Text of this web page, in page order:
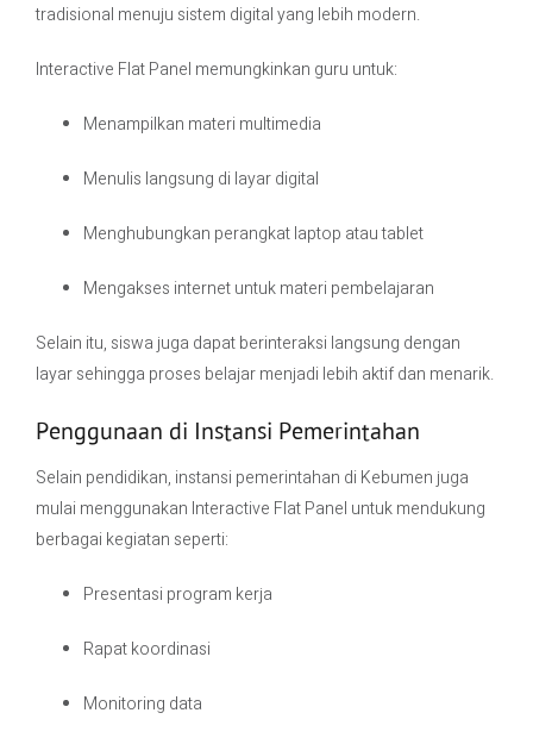
tradisional menuju sistem digital yang lebih modern.
Interactive Flat Panel memungkinkan guru untuk:
Menampilkan materi multimedia
Menulis langsung di layar digital
Menghubungkan perangkat laptop atau tablet
Mengakses internet untuk materi pembelajaran
Selain itu, siswa juga dapat berinteraksi langsung dengan
layar sehingga proses belajar menjadi lebih aktif dan menarik.
Penggunaan di Instansi Pemerintahan
Selain pendidikan, instansi pemerintahan di Kebumen juga
mulai menggunakan Interactive Flat Panel untuk mendukung
berbagai kegiatan seperti:
Presentasi program kerja
Rapat koordinasi
Monitoring data